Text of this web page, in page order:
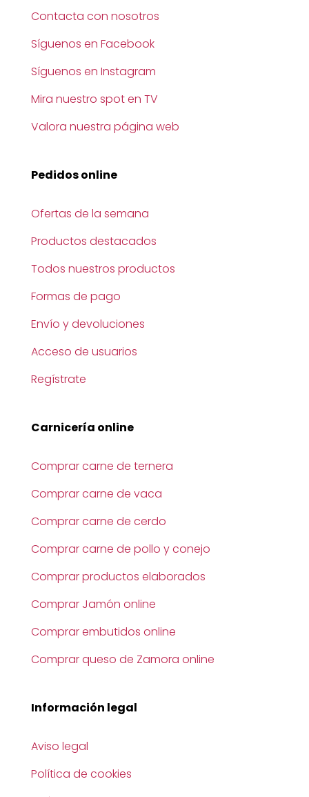
Contacta con nosotros
Síguenos en Facebook
Síguenos en Instagram
Mira nuestro spot en TV
Valora nuestra página web
Pedidos online
Ofertas de la semana
Productos destacados
Todos nuestros productos
Formas de pago
Envío y devoluciones
Acceso de usuarios
Regístrate
Carnicería online
Comprar carne de ternera
Comprar carne de vaca
Comprar carne de cerdo
Comprar carne de pollo y conejo
Comprar productos elaborados
Comprar Jamón online
Comprar embutidos online
Comprar queso de Zamora online
Información legal
Aviso legal
Política de cookies